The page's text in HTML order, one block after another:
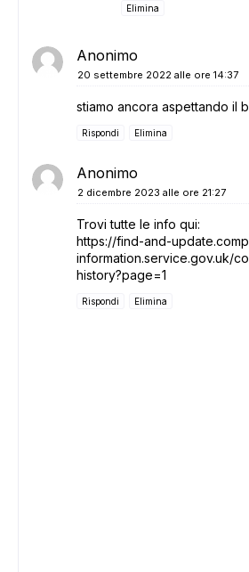
Elimina
Anonimo
20 settembre 2022 alle ore 14:37
stiamo ancora aspettando il
Rispondi Elimina
Anonimo
2 dicembre 2023 alle ore 21:27
Trovi tutte le info qui:
https://find-and-
information.service.gov.uk/
history?page=1
Rispondi Elimina